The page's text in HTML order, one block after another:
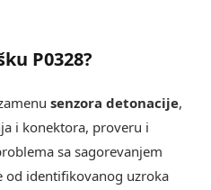
P0328?
senzora detonacije,
i konektora, proveru i
sa sagorevanjem
od identifikovanog uzroka